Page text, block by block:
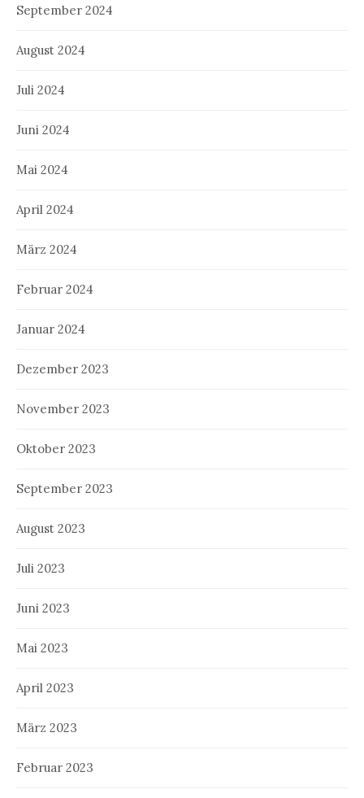
September 2024
August 2024
Juli 2024
Juni 2024
Mai 2024
April 2024
März 2024
Februar 2024
Januar 2024
Dezember 2023
November 2023
Oktober 2023
September 2023
August 2023
Juli 2023
Juni 2023
Mai 2023
April 2023
März 2023
Februar 2023